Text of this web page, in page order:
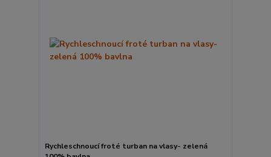
Rychleschnoucí froté turban na vlasy- zelená